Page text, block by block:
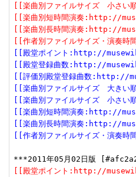
[[楽曲別ファイルサイズ　
[[楽曲別短時間演奏:http://
[[楽曲別長時間演奏:http://
[[作者別ファイルサイズ・演
[[殿堂ポイント:http://
[[殿堂登録曲数:http://
[[評価別殿堂登録曲数
[[楽曲別ファイルサイズ　大
[[楽曲別ファイルサイズ　小
[[楽曲別短時間演奏:http://
[[楽曲別長時間演奏:http://
[[作者別ファイルサイズ・演
[[殿堂ポイント:http://